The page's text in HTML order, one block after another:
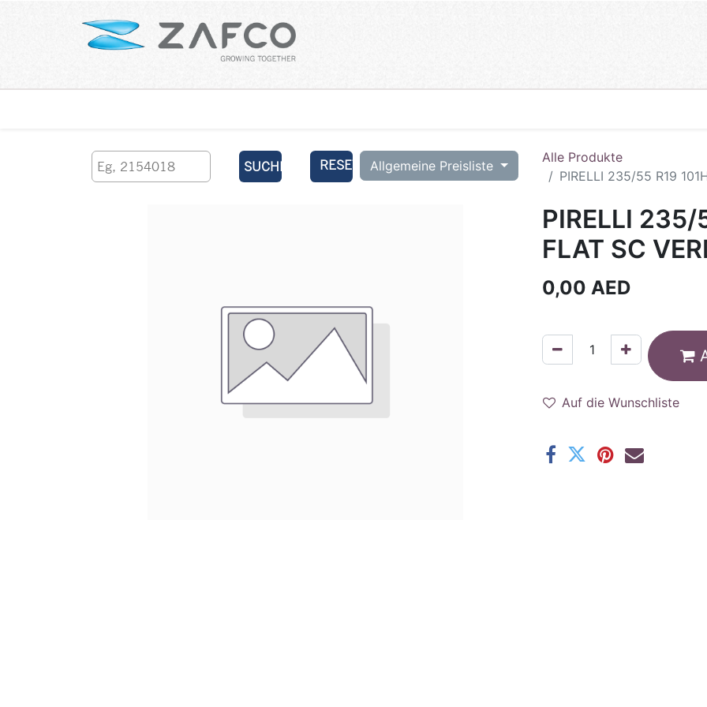
SUCHEN RESET Allgemeine Preisliste
Alle Produkte
PIRELLI 235/55 R19
PIRELLI 235/
FLAT SC
0,00 AED
Auf die Wunschliste